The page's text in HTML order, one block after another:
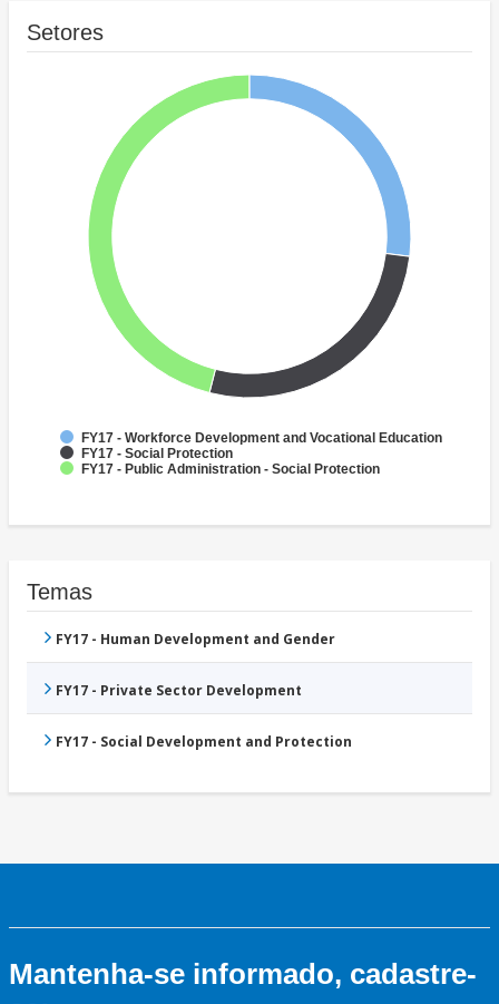
Setores
FY17 - Workforce Development and Vocational Education
FY17 - Social Protection
FY17 - Public Administration - Social Protection
Temas
FY17 - Human Development and Gender
FY17 - Private Sector Development
FY17 - Social Development and Protection
Mantenha-se informado, cadastre-